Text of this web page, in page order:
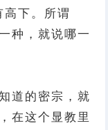
下。所谓
种，就说哪一
道的密宗，就
在这个显教里